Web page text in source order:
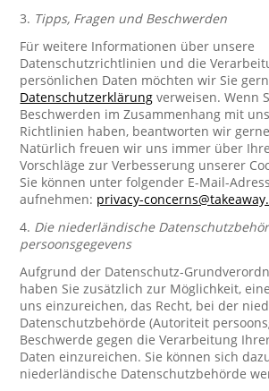
3. Tipps, Fragen und Beschwerden
Für weitere Informationen über unsere
Datenschutzrichtlinien und die
persönlichen Daten möchten wir Sie
Datenschutzerklärung verweisen. Wenn
Beschwerden im Zusammenhang mit
Richtlinien haben, beantworten wir
Natürlich freuen wir uns immer über
Vorschläge zur Verbesserung unserer
Sie können unter folgender E-Mail-
aufnehmen: privacy-
4. Die niederländische
persoonsgegevens
Aufgrund der Datenschutz-
haben Sie zusätzlich zur Möglichkeit,
uns einzureichen, das Recht, bei der
Datenschutzbehörde (Autoriteit
Beschwerde gegen die Verarbeitung
Daten einzureichen. Sie können sich
niederländische Datenschutzbehörde